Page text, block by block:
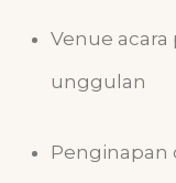
Venue
unggulan
Penginapan